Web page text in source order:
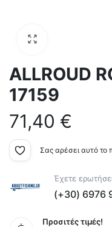
ALLROUD
17159
71,40 €
Σας αρέσει αυτό το
Έχετε
(+30) 6976
Προσιτές τιμές!